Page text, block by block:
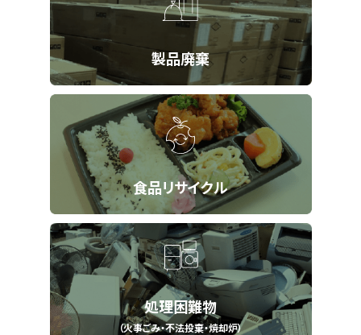
製品廃棄
食品リサイクル
処理困難物
（火事ごみ・不法投棄・焼却炉）